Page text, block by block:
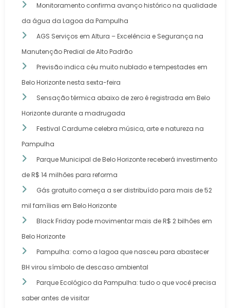
Monitoramento confirma avanço histórico na qualidade
da água da Lagoa da Pampulha
AGS Serviços em Altura – Excelência e Segurança na
Manutenção Predial de Alto Padrão
Previsão indica céu muito nublado e tempestades em
Belo Horizonte nesta sexta-feira
Sensação térmica abaixo de zero é registrada em Belo
Horizonte durante a madrugada
Festival Cardume celebra música, arte e natureza na
Pampulha
Parque Municipal de Belo Horizonte receberá investimento
de R$ 14 milhões para reforma
Gás gratuito começa a ser distribuído para mais de 52
mil famílias em Belo Horizonte
Black Friday pode movimentar mais de R$ 2 bilhões em
Belo Horizonte
Pampulha: como a lagoa que nasceu para abastecer
BH virou símbolo de descaso ambiental
Parque Ecológico da Pampulha: tudo o que você precisa
saber antes de visitar